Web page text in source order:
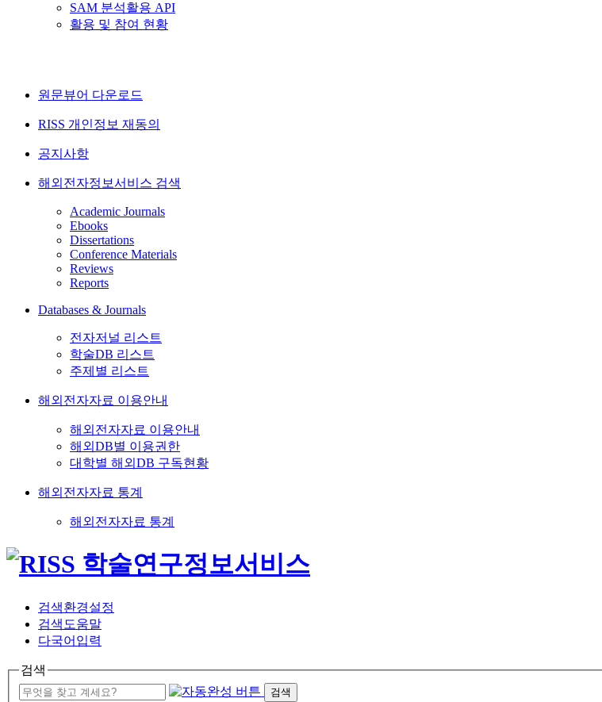
SAM 분석활용 API
활용 및 참여 현황
원문뷰어 다운로드
RISS 개인정보 재동의
공지사항
해외전자정보서비스 검색
Academic Journals
Ebooks
Dissertations
Conference Materials
Reviews
Reports
Databases & Journals
전자저널 리스트
학술DB 리스트
주제별 리스트
해외전자자료 이용안내
해외전자자료 이용안내
해외DB별 이용권한
대학별 해외DB 구독현황
해외전자자료 통계
해외전자자료 통계
검색환경설정
검색도움말
다국어입력
검색
검색